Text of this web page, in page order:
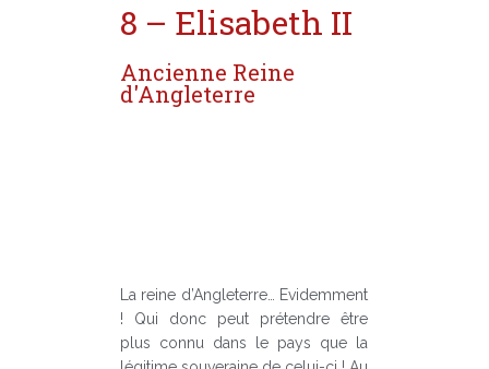
8 – Elisabeth II
Ancienne Reine
d'Angleterre
La reine d’Angleterre… Evidemment
! Qui donc peut prétendre être
plus connu dans le pays que la